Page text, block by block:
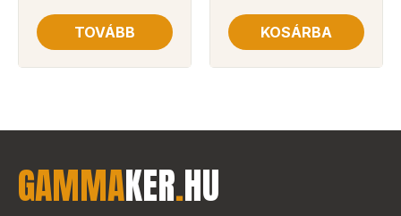
TOVÁBB KOSÁRBA
GAMMAKER.HU